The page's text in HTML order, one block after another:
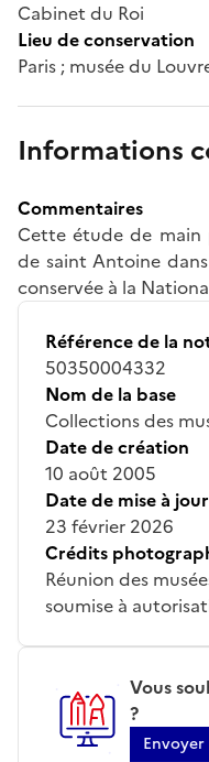
Cabinet du Roi
Lieu de conservation
Paris ; musée du
Informations
Commentaires
Cette étude de
de saint Antoine
conservée à la
Référence de la
50350004332
Nom de la base
Collections des
Date de création
10 août 2005
Date de mise à jour
23 février 2026
Crédits
Réunion des
soumise à
Vous
?